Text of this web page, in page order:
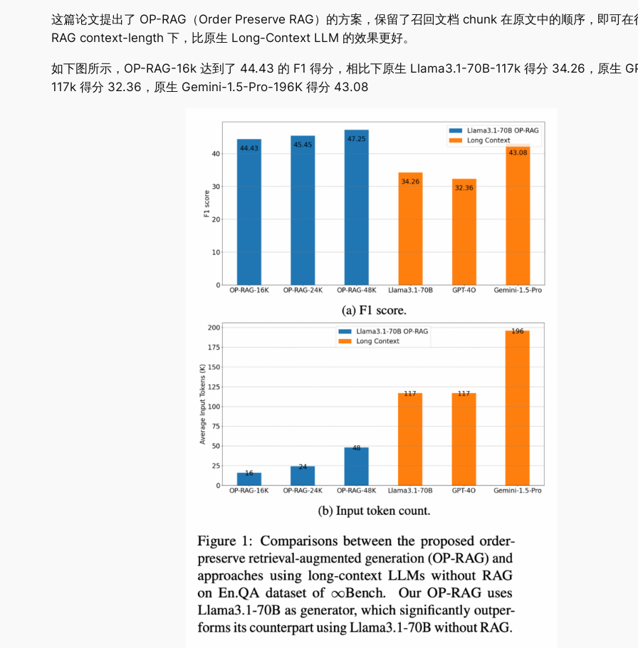
这篇论文提出了 OP-RAG（Order Preserve RAG）的方案，保留了召回文档 chunk 在原文中的顺序，即可在
RAG context-length 下，比原生 Long-Context LLM 的效果更好。
如下图所示，OP-RAG-16k 达到了 44.43 的 F1 得分，相比下原生 Llama3.1-70B-117k 得分 34.26，原生
117k 得分 32.36，原生 Gemini-1.5-Pro-196K 得分 43.08